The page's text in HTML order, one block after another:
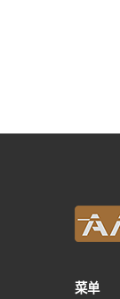
菜单